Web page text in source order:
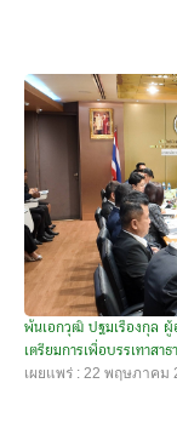
พันเอกวุฒิ ปฐมเรืองกุล ผู้
เตรียมการเพื่อบรรเทาสา
เผยแพร่ : 22 พฤษภาคม